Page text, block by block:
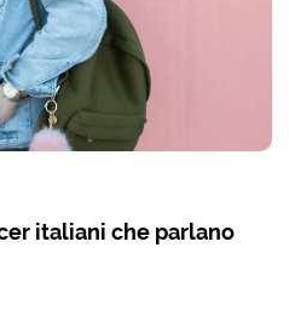
italiani che parlano